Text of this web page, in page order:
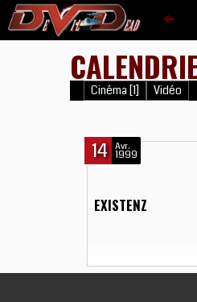
Cinéma [1] Vidéo
14 Avr.
1999
EXISTENZ